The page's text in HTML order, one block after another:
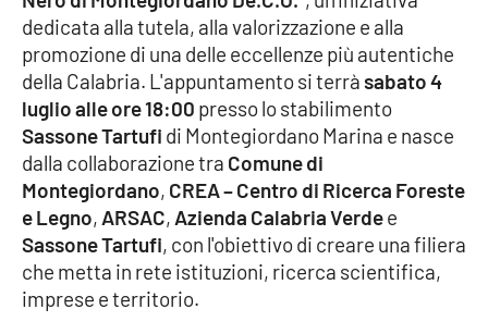
Ambiente
Cronaca
Cultura
Economia e Lavoro
Politica
dedicata alla tutela, alla valorizzazione e alla
promozione di una delle eccellenze più autentiche
della Calabria. L'appuntamento si terràsabato 4
luglio alle ore 18:00 presso lo stabilimento
Sassone Tartufi di Montegiordano Marina e nasce
dalla collaborazione tra Comune di
Montegiordano, CREA – Centro di Ricerca Foreste
e Legno, ARSAC, Azienda Calabria Verdee
Sassone Tartufi, con l'obiettivo di creare una filiera
che metta in rete istituzioni, ricerca scientifica,
imprese e territorio.